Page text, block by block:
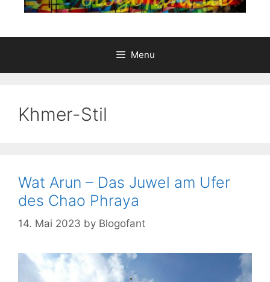
Menu
Khmer-Stil
Wat Arun – Das Juwel am Ufer
des Chao Phraya
14. Mai 2023 by Blogofant